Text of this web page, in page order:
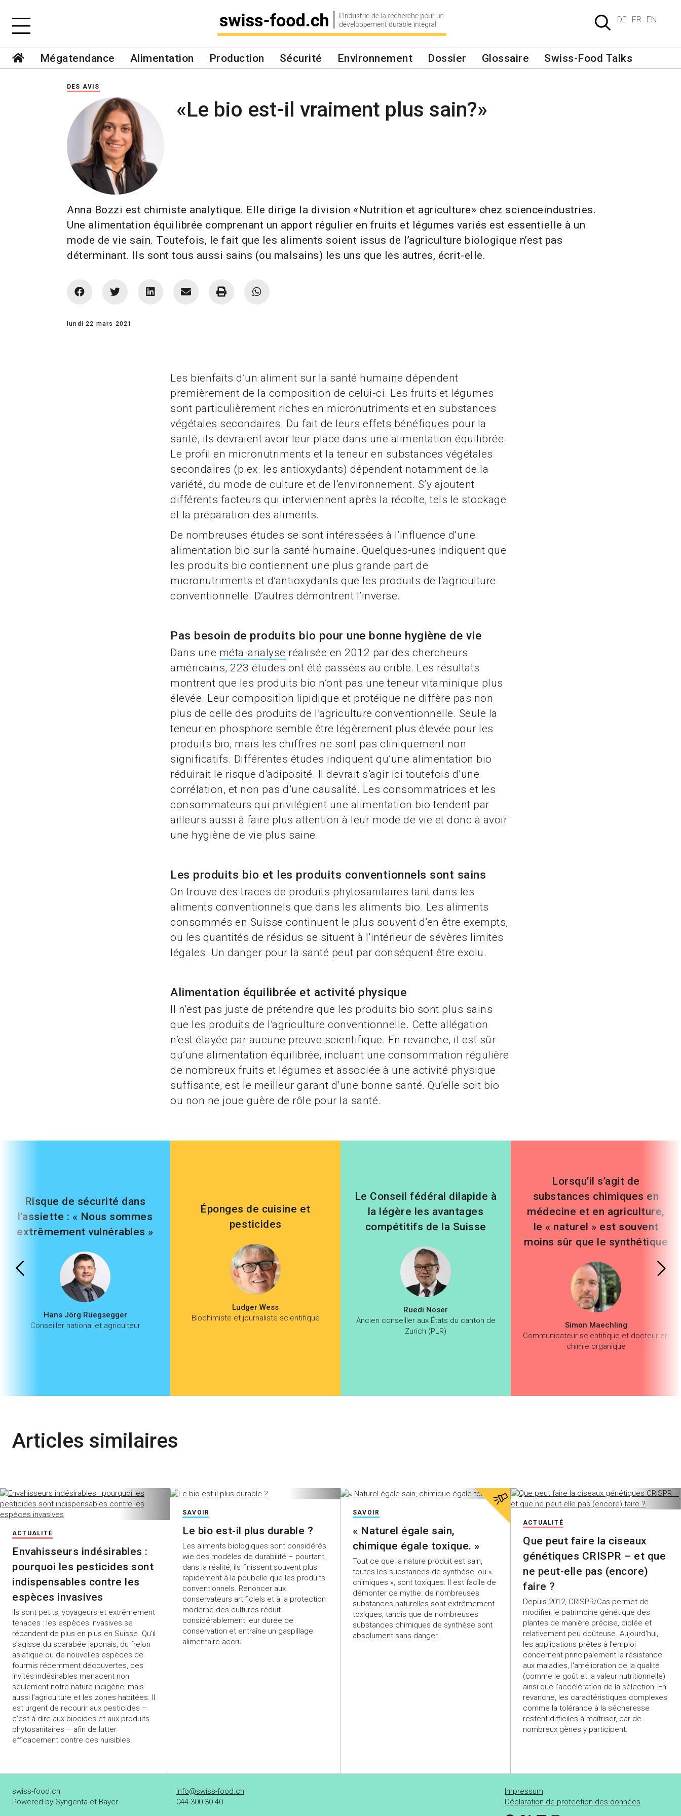
DE FR EN
Mégatendance Alimentation Production Sécurité Environnement Dossier Glossaire Swiss-Food Talks
DES AVIS
«Le bio est-il vraiment plus sain?»
Anna Bozzi est chimiste analytique. Elle dirige la division «Nutrition et agriculture» chez scienceindustries.
Une alimentation équilibrée comprenant un apport régulier en fruits et légumes variés est essentielle à un
mode de vie sain. Toutefois, le fait que les aliments soient issus de l’agriculture biologique n’est pas
déterminant. Ils sont tous aussi sains (ou malsains) les uns que les autres, écrit-elle.
lundi 22 mars 2021
Les bienfaits d’un aliment sur la santé humaine dépendent
premièrement de la composition de celui-ci. Les fruits et légumes
sont particulièrement riches en micronutriments et en substances
végétales secondaires. Du fait de leurs effets bénéfiques pour la
santé, ils devraient avoir leur place dans une alimentation équilibrée.
Le profil en micronutriments et la teneur en substances végétales
secondaires (p.ex. les antioxydants) dépendent notamment de la
variété, du mode de culture et de l’environnement. S’y ajoutent
différents facteurs qui interviennent après la récolte, tels le stockage
et la préparation des aliments.
De nombreuses études se sont intéressées à l’influence d’une
alimentation bio sur la santé humaine. Quelques-unes indiquent que
les produits bio contiennent une plus grande part de
micronutriments et d’antioxydants que les produits de l’agriculture
conventionnelle. D’autres démontrent l’inverse.
Pas besoin de produits bio pour une bonne hygiène de vie
Dans une méta-analyse réalisée en 2012 par des chercheurs
américains, 223 études ont été passées au crible. Les résultats
montrent que les produits bio n’ont pas une teneur vitaminique plus
élevée. Leur composition lipidique et protéique ne diffère pas non
plus de celle des produits de l’agriculture conventionnelle. Seule la
teneur en phosphore semble être légèrement plus élevée pour les
produits bio, mais les chiffres ne sont pas cliniquement non
significatifs. Différentes études indiquent qu’une alimentation bio
réduirait le risque d’adiposité. Il devrait s’agir ici toutefois d’une
corrélation, et non pas d’une causalité. Les consommatrices et les
consommateurs qui privilégient une alimentation bio tendent par
ailleurs aussi à faire plus attention à leur mode de vie et donc à avoir
une hygiène de vie plus saine.
Les produits bio et les produits conventionnels sont sains
On trouve des traces de produits phytosanitaires tant dans les
aliments conventionnels que dans les aliments bio. Les aliments
consommés en Suisse continuent le plus souvent d’en être exempts,
ou les quantités de résidus se situent à l’intérieur de sévères limites
légales. Un danger pour la santé peut par conséquent être exclu.
Alimentation équilibrée et activité physique
Il n’est pas juste de prétendre que les produits bio sont plus sains
que les produits de l’agriculture conventionnelle. Cette allégation
n’est étayée par aucune preuve scientifique. En revanche, il est sûr
qu’une alimentation équilibrée, incluant une consommation régulière
de nombreux fruits et légumes et associée à une activité physique
suffisante, est le meilleur garant d’une bonne santé. Qu’elle soit bio
ou non ne joue guère de rôle pour la santé.
Risque de sécurité dans
l'assiette : « Nous sommes
extrêmement vulnérables »
Hans Jörg Rüegsegger
Conseiller national et agriculteur
Éponges de cuisine et
pesticides
Ludger Wess
Biochimiste et journaliste scientifique
Le Conseil fédéral dilapide à
la légère les avantages
compétitifs de la Suisse
Ruedi Noser
Ancien conseiller aux États du canton de
Zurich (PLR)
Lorsqu’il s’agit de
substances chimiques en
médecine et en agriculture,
le « naturel » est souvent
moins sûr que le synthétique
Simon Maechling
Communicateur scientifique et docteur en
chimie organique
Articles similaires
ACTUALITÉ
Envahisseurs indésirables :
pourquoi les pesticides sont
indispensables contre les
espèces invasives
Ils sont petits, voyageurs et extrêmement
tenaces : les espèces invasives se
répandent de plus en plus en Suisse. Qu’il
s’agisse du scarabée japonais, du frelon
asiatique ou de nouvelles espèces de
fourmis récemment découvertes, ces
invités indésirables menacent non
seulement notre nature indigène, mais
aussi l’agriculture et les zones habitées. Il
est urgent de recourir aux pesticides –
c’est-à-dire aux biocides et aux produits
phytosanitaires – afin de lutter
efficacement contre ces nuisibles.
SAVOIR
Le bio est-il plus durable ?
Les aliments biologiques sont considérés
wie des modèles de durabilité – pourtant,
dans la réalité, ils finissent souvent plus
rapidement à la poubelle que les produits
conventionnels. Renoncer aux
conservateurs artificiels et à la protection
moderne des cultures réduit
considérablement leur durée de
conservation et entraîne un gaspillage
alimentaire accru.
SAVOIR
« Naturel égale sain,
chimique égale toxique. »
Tout ce que la nature produit est sain,
toutes les substances de synthèse, ou «
chimiques », sont toxiques. Il est facile de
démonter ce mythe: de nombreuses
substances naturelles sont extrêmement
toxiques, tandis que de nombreuses
substances chimiques de synthèse sont
absolument sans danger.
ACTUALITÉ
Que peut faire la ciseaux
génétiques CRISPR – et que
ne peut-elle pas (encore)
faire ?
Depuis 2012, CRISPR/Cas permet de
modifier le patrimoine génétique des
plantes de manière précise, ciblée et
relativement peu coûteuse. Aujourd'hui,
les applications prêtes à l'emploi
concernent principalement la résistance
aux maladies, l'amélioration de la qualité
(comme le goût et la valeur nutritionnelle)
ainsi que l'accélération de la sélection. En
revanche, les caractéristiques complexes
comme la tolérance à la sécheresse
restent difficiles à maîtriser, car de
nombreux gènes y participent.
swiss-food.ch
Powered by Syngenta et Bayer
info@swiss-food.ch
044 300 30 40
Impressum
Déclaration de protection des données